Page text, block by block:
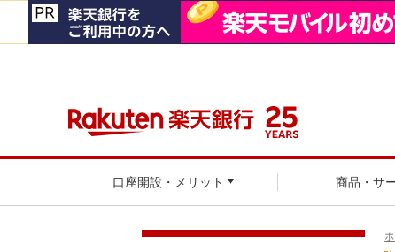
口座開設・メリット 商品・サ